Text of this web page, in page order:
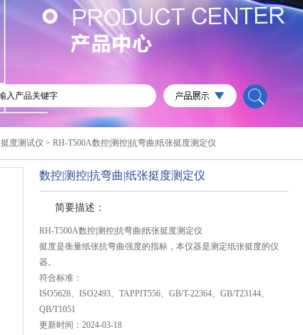
挺度测试仪 > RH-T500A数控|测控|抗弯曲|纸张挺度测定仪
数控|测控|抗弯曲|纸张挺度测定仪
简要描述：
RH-T500A数控|测控|抗弯曲|纸张挺度测定仪
挺度是衡量纸张抗弯曲强度的指标，本仪器是测定纸张挺度的仪
器。
符合标准：
ISO5628、ISO2493、TAPPIT556、GB/T-22364、GB/T23144、
QB/T1051
更新时间：2024-03-18